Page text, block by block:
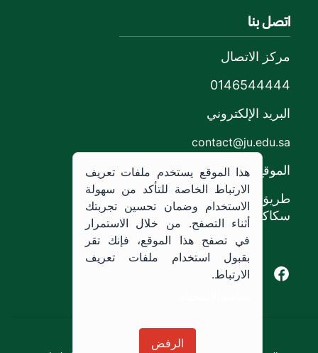
اتصل بنا
مركز الاتصال
0146544444
البريد الإلكتروني
contact@ju.edu.sa
الموقع
طريق الملك خالد،
سكاكا, المملكة العربية السعودية.
Facebook of Jouf University
X of Jouf University
سياسة الاستخدام
هذا الموقع يستخدم ملفات تعريف
الارتباط الخاصة للتأكد من سهولة
الاستخدام وضمان تحسين تجربتك
أثناء التصفح. من خلال الاستمرار
في تصفح هذا الموقع، فإنك تقر
بقبول استخدام ملفات تعريف
الارتباط.
الرفض